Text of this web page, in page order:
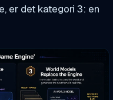
er det kategori 3: en